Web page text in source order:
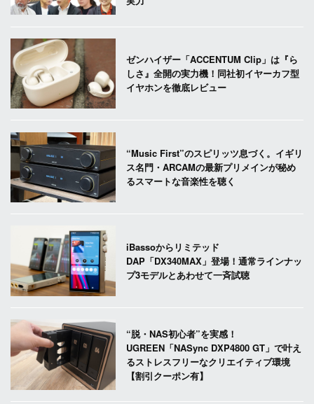
ゼンハイザー「ACCENTUM Clip」は『ら
しさ』全開の実力機！同社初イヤーカフ型
イヤホンを徹底レビュー
“Music First”のスピリッツ息づく。イギリ
ス名門・ARCAMの最新プリメインが秘め
るスマートな音楽性を聴く
iBassoからリミテッド
DAP「DX340MAX」登場！通常ラインナッ
プ3モデルとあわせて一斉試聴
“脱・NAS初心者”を実感！
UGREEN「NASync DXP4800 GT」で叶え
るストレスフリーなクリエイティブ環境
【割引クーポン有】